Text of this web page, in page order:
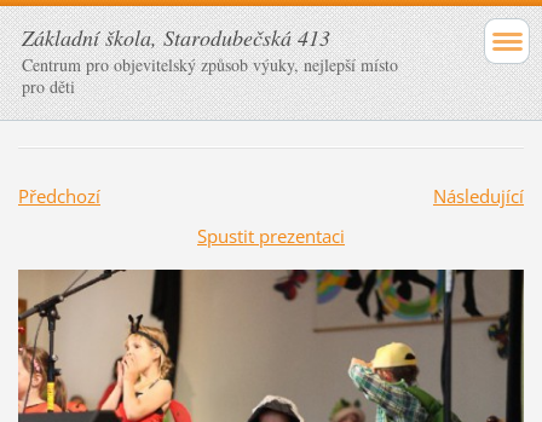
Základní škola, Starodubečská 413
Centrum pro objevitelský způsob výuky, nejlepší místo
pro děti
Předchozí
Následující
Spustit prezentaci